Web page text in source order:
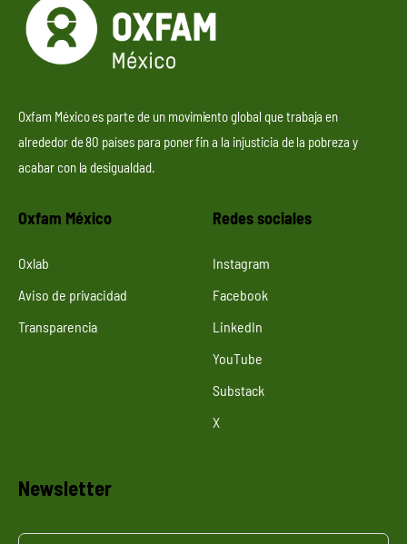
Oxfam México es parte de un movimiento global que trabaja en
alrededor de 80 países para poner fin a la injusticia de la pobreza y
acabar con la desigualdad.
Oxfam México
Oxlab
Aviso de privacidad
Transparencia
Redes sociales
Instagram
Facebook
LinkedIn
YouTube
Substack
X
Newsletter